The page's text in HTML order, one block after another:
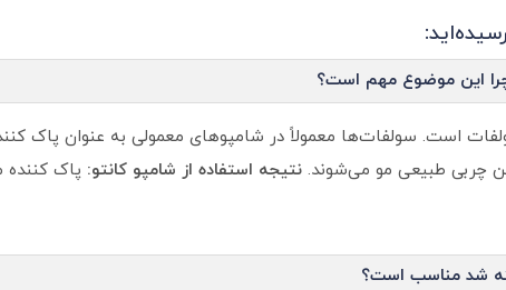
این موضوع مهم است؟
فر کانتو 100 درصد بدون سولفات است. سولفات‌ها معمولاً در شامپوهای معمولی به
چربی طبیعی مو می‌شوند. نتیجه استفاده از شامپو کانتو: پاک کننده
شد مناسب است؟